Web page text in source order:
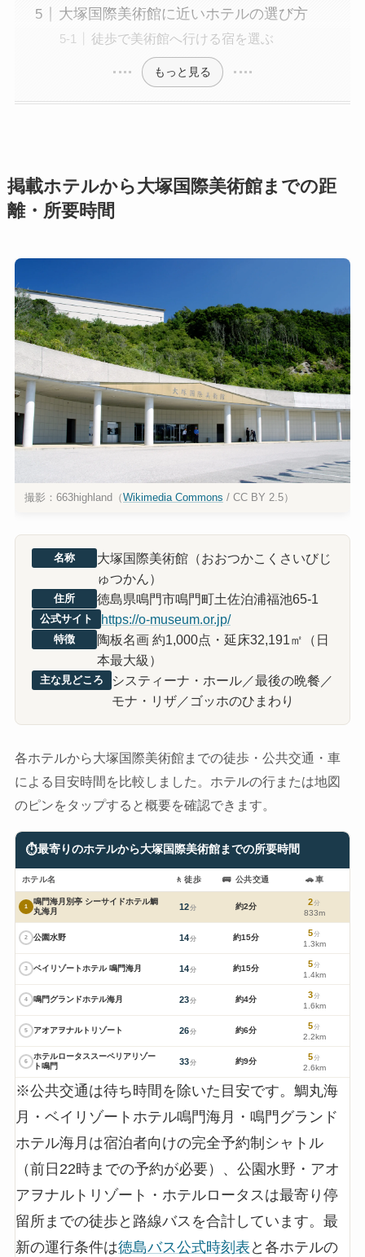
大塚国際美術館に近いホテルの選び方
徒歩で美術館へ行ける宿を選ぶ
もっと見る
掲載ホテルから大塚国際美術館までの距
離・所要時間
撮影：663highland（Wikimedia Commons / CC BY 2.5）
名称
大塚国際美術館（おおつかこくさいびじ
ゅつかん）
住所 徳島県鳴門市鳴門町土佐泊浦福池65-1
公式サイト https://o-museum.or.jp/
特徴
陶板名画 約1,000点・延床32,191㎡（日
本最大級）
主な見どころ
システィーナ・ホール／最後の晩餐／
モナ・リザ／ゴッホのひまわり
各ホテルから大塚国際美術館までの徒歩・公共交通・車
による目安時間を比較しました。ホテルの行または地図
のピンをタップすると概要を確認できます。
⏱最寄りのホテルから大塚国際美術館までの所要時間
ホテル名 🚶 徒歩 🚌 公共交通 🚗車
1
鳴門海月別亭 シーサイドホテル鯛
丸海月
12分 約2分 2分
833m
2 公園水野 14分 約15分 5分
1.3km
3 ベイリゾートホテル 鳴門海月 14分 約15分 5分
1.4km
4 鳴門グランドホテル海月 23分 約4分 3分
1.6km
5 アオアヲナルトリゾート 26分 約6分 5分
2.2km
6
ホテルロータススーペリアリゾー
ト鳴門
33分 約9分 5分
2.6km
※公共交通は待ち時間を除いた目安です。鯛丸海
月・ベイリゾートホテル鳴門海月・鳴門グランド
ホテル海月は宿泊者向けの完全予約制シャトル
（前日22時までの予約が必要）、公園水野・アオ
アヲナルトリゾート・ホテルロータスは最寄り停
留所までの徒歩と路線バスを合計しています。最
新の運行条件は徳島バス公式時刻表 と各ホテルの